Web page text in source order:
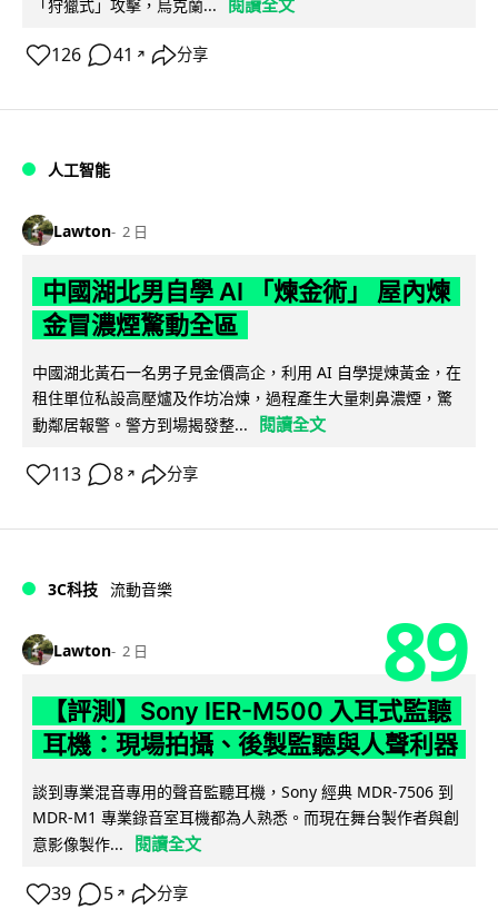
「狩獵式」攻擊，烏克蘭...
126 41 ↗ 分享
人工智能
Lawton 2 日
中國湖北男自學 AI 「煉金術」 屋內煉
金冒濃煙驚動全區
中國湖北黃石一名男子見金價高企，利用 AI 自學提煉黃金，在
租住單位私設高壓爐及作坊冶煉，過程產生大量刺鼻濃煙，驚
動鄰居報警。警方到場揭發整...
閱讀全文
113 8 ↗ 分享
3C科技 流動音樂
Lawton 2 日 89
【評測】Sony IER-M500 入耳式監聽
耳機：現場拍攝、後製監聽與人聲利器
談到專業混音專用的聲音監聽耳機，Sony 經典 MDR-7506 到
MDR-M1 專業錄音室耳機都為人熟悉。而現在舞台製作者與創
意影像製作...
閱讀全文
39 5 ↗ 分享